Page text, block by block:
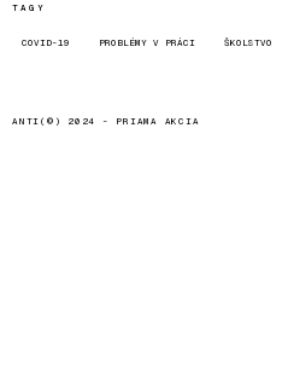
TAGY
COVID-19 PROBLÉMY V PRÁCI ŠKOLSTVO
ANTI(©) 2024 - PRIAMA AKCIA